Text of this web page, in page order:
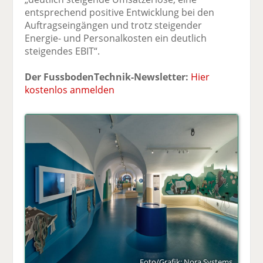
entsprechend positive Entwicklung bei den
Auftragseingängen und trotz steigender
Energie- und Personalkosten ein deutlich
steigendes EBIT“.
Der FussbodenTechnik-Newsletter: Hier
kostenlos anmelden